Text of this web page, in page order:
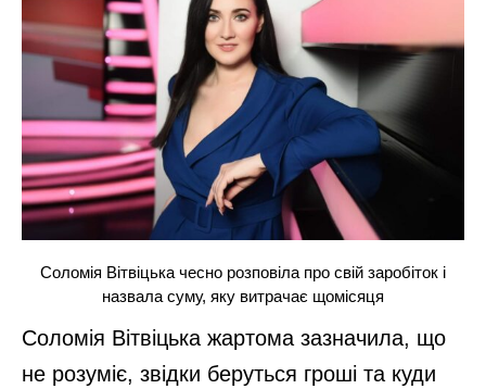
Соломія Вітвіцька чесно розповіла про свій заробіток і
назвала суму, яку витрачає щомісяця
Соломія Вітвіцька жартома зазначила, що
не розуміє, звідки беруться гроші та куди